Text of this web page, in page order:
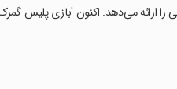
ارائه می‌دهد. اکنون 'بازی پلیس گمرک'